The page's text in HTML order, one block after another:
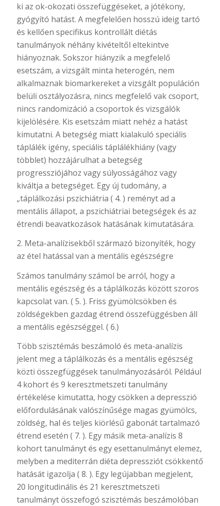
ki az ok-okozati összefüggéseket, a jótékony,
gyógyító hatást. A megfelelően hosszú ideig tartó
és kellően specifikus kontrollált diétás
tanulmányok néhány kivételtől eltekintve
hiányoznak. Sokszor hiányzik a megfelelő
esetszám, a vizsgált minta heterogén, nem
alkalmaznak biomarkereket a vizsgált populáción
belüli osztályozásra, nincs megfelelő vak csoport,
nincs randomizáció a csoportok és vizsgálók
kijelölésére. Kis esetszám miatt nehéz a hatást
kimutatni. A betegség miatt kialakuló speciális
táplálék igény, speciális táplálékhiány (vagy
többlet) hozzájárulhat a betegség
progressziójához vagy súlyosságához vagy
kiváltja a betegséget. Egy új tudomány, a
„táplálkozási pszichiátria ( 4. ) reményt ad a
mentális állapot, a pszichiátriai betegségek és az
étrendi beavatkozások hatásának kimutatására.
2. Meta-analízisekből származó bizonyíték, hogy
az étel hatással van a mentális egészségre
Számos tanulmány számol be arról, hogy a
mentális egészség és a táplálkozás között szoros
kapcsolat van. ( 5. ). Friss gyümölcsökben és
zöldségekben gazdag étrend összefüggésben áll
a mentális egészséggel. ( 6.)
Több szisztémás beszámoló és meta-analízis
jelent meg a táplálkozás és a mentális egészség
közti összegfüggések tanulmányozásáról. Például
4 kohort és 9 keresztmetszeti tanulmány
értékelése kimutatta, hogy csökken a depresszió
előfordulásának valószínűsége magas gyümölcs,
zöldség, hal és teljes kiörlésű gabonát tartalmazó
étrend esetén ( 7. ). Egy másik meta-analízis 8
kohort tanulmányt és egy esettanulmányt elemez,
melyben a mediterrán diéta depressziót csökkentő
hatását igazolja ( 8. ). Egy legújabban megjelent,
20 longitudinális és 21 keresztmetszeti
tanulmányt összefogó szisztémás beszámolóban